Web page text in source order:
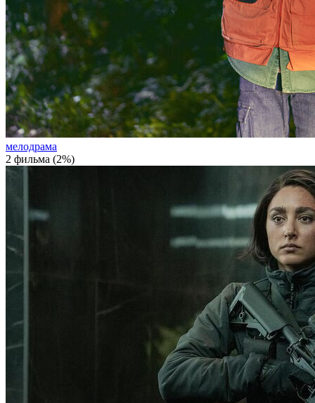
мелодрама
2 фильма (2%)